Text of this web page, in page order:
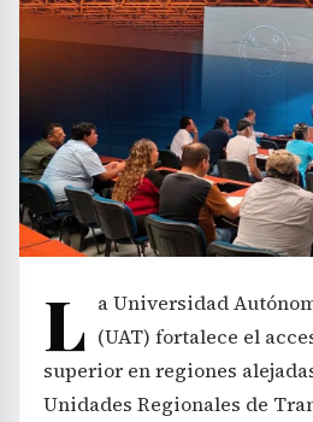
L a Universidad
(UAT) fortalece el
superior en regiones
Unidades Regionales de